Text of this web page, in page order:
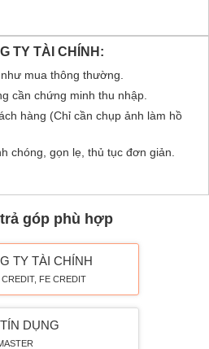
TY TÀI CHÍNH:
mua thông thường.
cần chứng minh thu nhập.
hàng (Chỉ cần chụp ảnh làm hồ
chóng, gọn lẹ, thủ tục đơn giản.
góp phù hợp
TY TÀI CHÍNH
CREDIT, FE CREDIT
DỤNG